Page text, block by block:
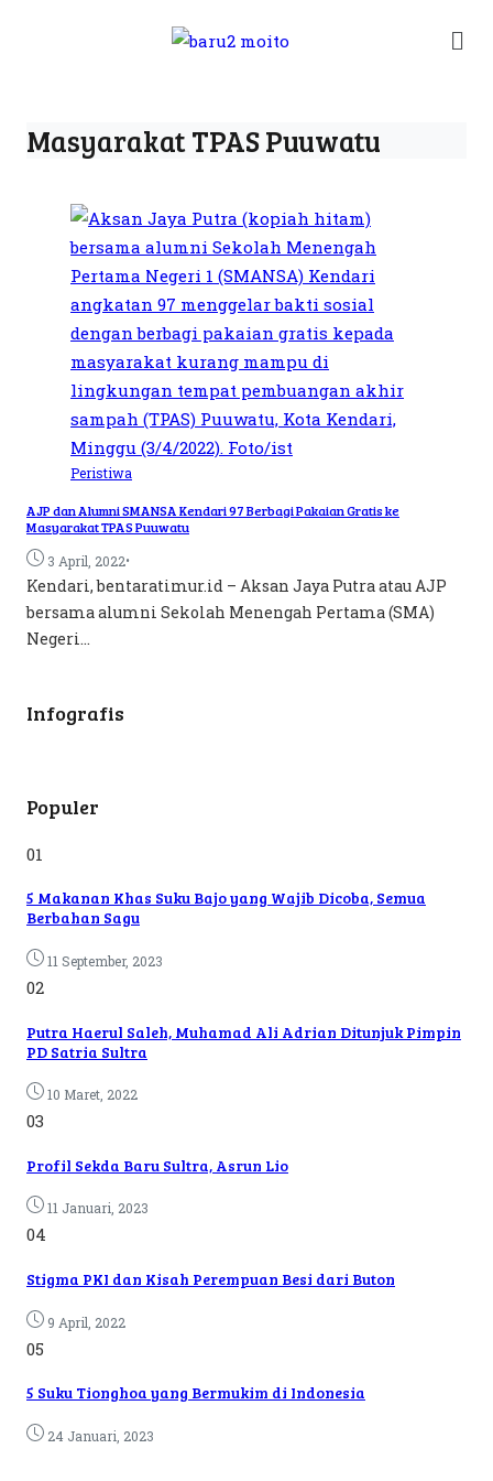
Masyarakat TPAS Puuwatu
Peristiwa
AJP dan Alumni SMANSA Kendari 97 Berbagi Pakaian Gratis ke
Masyarakat TPAS Puuwatu
3 April, 2022•
Kendari, bentaratimur.id – Aksan Jaya Putra atau AJP
bersama alumni Sekolah Menengah Pertama (SMA)
Negeri...
Infografis
Populer
01
5 Makanan Khas Suku Bajo yang Wajib Dicoba, Semua
Berbahan Sagu
11 September, 2023
02
Putra Haerul Saleh, Muhamad Ali Adrian Ditunjuk Pimpin
PD Satria Sultra
10 Maret, 2022
03
Profil Sekda Baru Sultra, Asrun Lio
11 Januari, 2023
04
Stigma PKI dan Kisah Perempuan Besi dari Buton
9 April, 2022
05
5 Suku Tionghoa yang Bermukim di Indonesia
24 Januari, 2023